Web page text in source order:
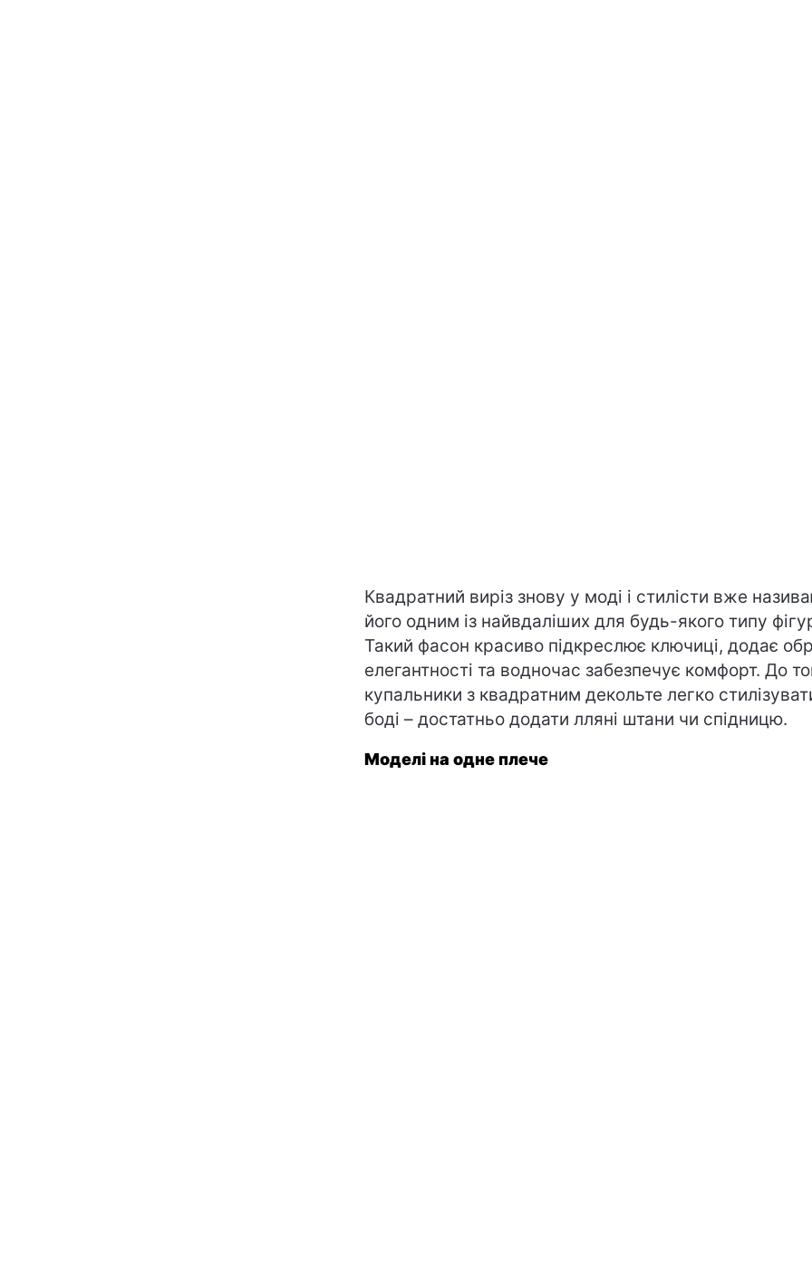
Квадратний виріз знову у моді і стилісти вже
його одним із найвдаліших для будь-якого типу
Такий фасон красиво підкреслює ключиці, додає
елегантності та водночас забезпечує комфорт. До
купальники з квадратним декольте легко
боді – достатньо додати лляні штани чи спідницю.
Моделі на одне плече